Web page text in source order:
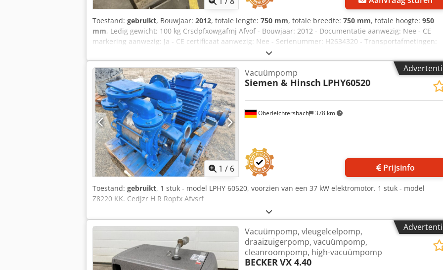
Toestand: gebruikt, Bouwjaar: 2012, totale lengte: 750 mm, totale breedte: 750 mm, totale hoogte: 950
mm, Ledig gewicht: 100 kg Crsdpfxowgafmj Afvof - Bouwjaar: 2012 - Documentatie aanwezig: Nee - CE
markering aanwezig: Ja - CE certificaat aanwezig: Nee - Serienummer: H2634320 - Transportafmetingen:
750mm x 750mm x 950mm (l x b x h) - Transportgewicht [kg]: 100kg - Transportcolli [st.]: 1 Financiële
informatie BTW: De getoonde prijs is exclusief BTW BTW/marge: BTW verrekenbaar voor ondernemers
Levering en inruil altijd mogelijk van alles in de industriële sectoren Peter Stroomberg
1 / 6
Oberleichtersbach 378 km
Vacuümpomp
Siemen & Hinsch LPHY60520
Prijsinfo
Toestand: gebruikt, 1 stuk - model LPHY 60520, voorzien van een 37 kW elektromotor. 1 stuk - model
Z8220 KK. Cedjzr H R Ropfx Afvsrf
Vacuümpomp, vleugelcelpomp,
draaizuigerpomp, vacuümpomp,
cleanroompomp, high-vacuümpomp
BECKERVX 4.40